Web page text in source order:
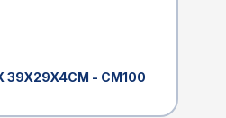
39X29X4CM - CM100